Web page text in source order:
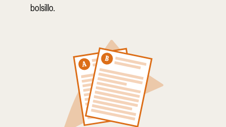
bolsillo.